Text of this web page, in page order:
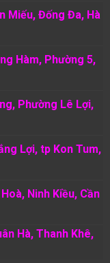
Miếu, Đống Đa, Hà
Hàm, Phường 5,
Phường Lê Lợi,
Lợi, tp Kon Tum,
Ninh Kiều, Cần
Hà, Thanh Khê,